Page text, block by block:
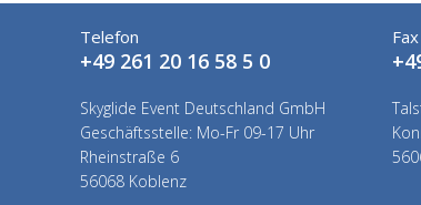
Telefon
+49 261 20 16 58 5 0
Skyglide Event Deutschland GmbH
Geschäftsstelle: Mo-Fr 09-17 Uhr
Rheinstraße 6
56068 Koblenz
Fax